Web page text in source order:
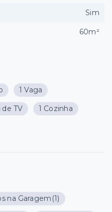
1 Vaga
de TV 1 Cozinha
na Garagem (1)
Sim
60m²